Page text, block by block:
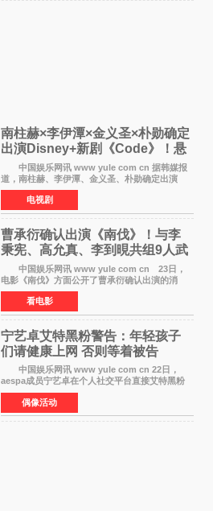
南柱赫×李伊潭×金义圣×朴勋确定
出演Disney+新剧《Code》！悬
疑犯罪惊悚明年上线
中国娱乐网讯 www yule com cn 据韩媒报
道，南柱赫、李伊潭、金义圣、朴勋确定出演
Disney+新剧《Code》，该剧预计将于明年播
出，引发高度关注。 本剧改编自同名人气台
剧，讲述了一位往来
电视剧
曹承衍确认出演《南伐》！与李
秉宪、高允真、李到晛共组9人武
士团
中国娱乐网讯 www yule com cn 23日，
电影《南伐》方面公开了曹承衍确认出演的消
息。通过歌手活动展现出独特色彩的曹承衍将在
片中饰演拥有出色弓箭技术的弓箭手，他将在这
一历史动作大片中展
看电影
宁艺卓艾特黑粉警告：年轻孩子
们​请健康上网 否则等着被告
中国娱乐网讯 www yule com cn 22日，
aespa成员宁艺卓在个人社交平台直接艾特黑粉
账号，正面喊话回应长期以来的恶意攻击，引发
广泛关注。 宁艺卓在文中表示，自己早已注
意到部分网友持续
偶像活动